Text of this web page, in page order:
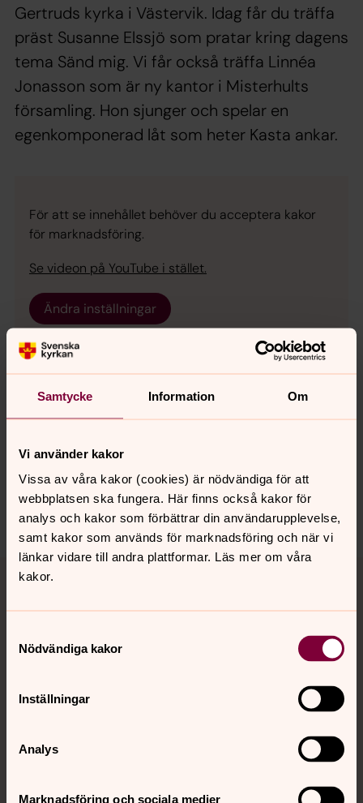
Samtycke Information Om
Vi använder kakor
Vissa av våra kakor (cookies) är nödvändiga för att
webbplatsen ska fungera. Här finns också kakor för
analys och kakor som förbättrar din användarupplevelse,
samt kakor som används för marknadsföring och när vi
länkar vidare till andra plattformar. Läs mer om våra
kakor.
Nödvändiga kakor
Inställningar
Analys
Marknadsföring och sociala medier
Gertruds kyrka i Västervik. Idag får du träffa
präst Susanne Elssjö som pratar kring dagens
tema Sänd mig. Vi får också träffa Linnéa
Jonasson som är ny kantor i Misterhults
församling. Hon sjunger och spelar en
egenkomponerad låt som heter Kasta ankar.
För att se innehållet behöver du acceptera kakor
för marknadsföring.
Se videon på YouTube i stället.
Ändra inställningar
Senast ändrad 30 juni 2021
innehåll?
sodra.tjusts.pastorat@svenskakyrkan.se
Dela
Tillbaka till toppen
Tillbaka till innehållet
Kontakt
Kalender